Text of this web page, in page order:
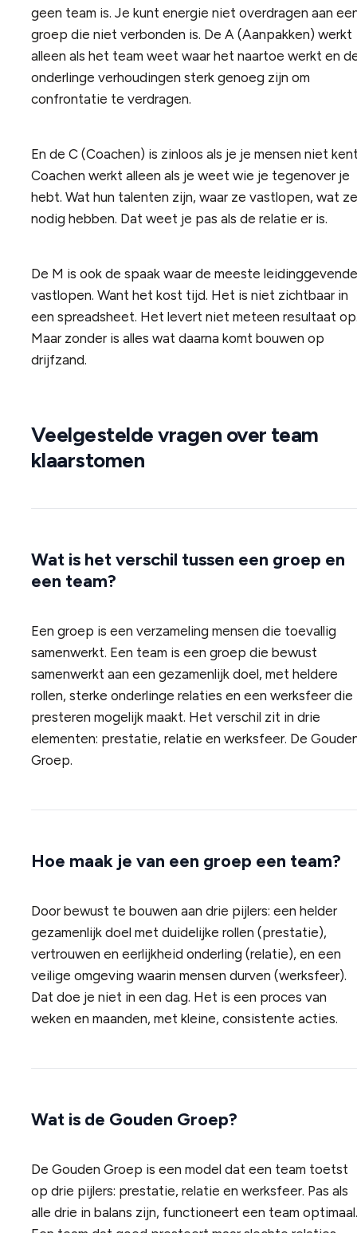
geen team is. Je kunt energie niet overdragen aan
groep die niet verbonden is. De A (Aanpakken) werkt
alleen als het team weet waar het naartoe werkt en
onderlinge verhoudingen sterk genoeg zijn om
confrontatie te verdragen.
En de C (Coachen) is zinloos als je je mensen niet
Coachen werkt alleen als je weet wie je tegenover je
hebt. Wat hun talenten zijn, waar ze vastlopen, wat ze
nodig hebben. Dat weet je pas als de relatie er is.
De M is ook de spaak waar de meeste
vastlopen. Want het kost tijd. Het is niet zichtbaar in
een spreadsheet. Het levert niet meteen resultaat
Maar zonder is alles wat daarna komt bouwen op
drijfzand.
Veelgestelde vragen over team
klaarstomen
Wat is het verschil tussen een groep en
een team?
Een groep is een verzameling mensen die toevallig
samenwerkt. Een team is een groep die bewust
samenwerkt aan een gezamenlijk doel, met heldere
rollen, sterke onderlinge relaties en een werksfeer die
presteren mogelijk maakt. Het verschil zit in drie
elementen: prestatie, relatie en werksfeer. De
Groep.
Hoe maak je van een groep een team?
Door bewust te bouwen aan drie pijlers: een helder
gezamenlijk doel met duidelijke rollen (prestatie),
vertrouwen en eerlijkheid onderling (relatie), en een
veilige omgeving waarin mensen durven (werksfeer).
Dat doe je niet in een dag. Het is een proces van
weken en maanden, met kleine, consistente acties.
Wat is de Gouden Groep?
De Gouden Groep is een model dat een team toetst
op drie pijlers: prestatie, relatie en werksfeer. Pas als
alle drie in balans zijn, functioneert een team optimaal.